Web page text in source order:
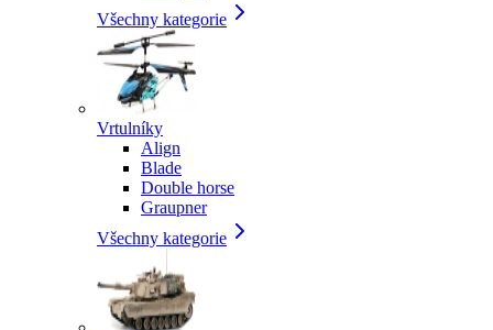
Všechny kategorie
Vrtulníky
Align
Blade
Double horse
Graupner
Všechny kategorie